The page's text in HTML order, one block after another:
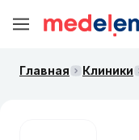
Главная Клиники